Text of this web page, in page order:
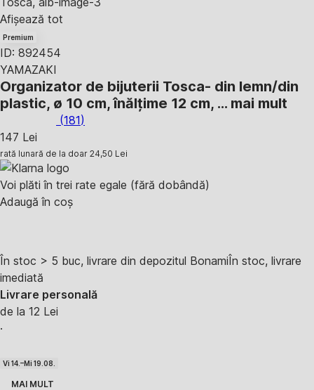
Afișează tot
Premium
ID: 892454
YAMAZAKI
Organizator de bijuterii Tosca- din lemn/din
plastic, ø 10 cm, înălțime 12 cm, … mai mult
(181)
147 Lei
rată lunară de la doar 24,50 Lei
Voi plăti în trei rate egale (fără dobândă)
Adaugă în coș
În stoc > 5 buc, livrare din depozitul BonamiÎn stoc, livrare
imediată
Livrare personală
de la 12 Lei
·
Vi 14.–Mi 19.08.
MAI MULT